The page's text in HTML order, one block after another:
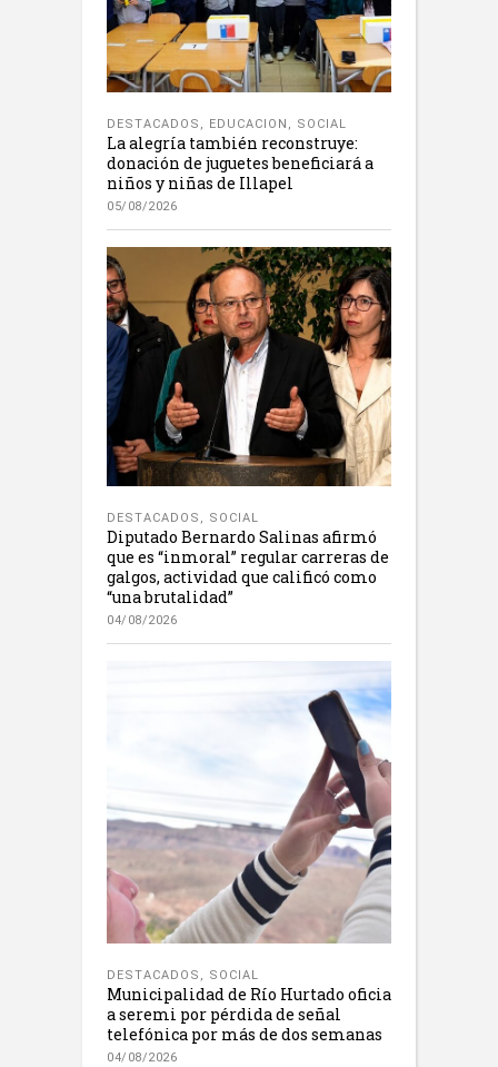
DESTACADOS , EDUCACION , SOCIAL
La alegría también reconstruye:
donación de juguetes beneficiará a
niños y niñas de Illapel
05/08/2026
DESTACADOS , SOCIAL
Diputado Bernardo Salinas afirmó
que es “inmoral” regular carreras de
galgos, actividad que calificó como
“una brutalidad”
04/08/2026
DESTACADOS , SOCIAL
Municipalidad de Río Hurtado oficia
a seremi por pérdida de señal
telefónica por más de dos semanas
04/08/2026